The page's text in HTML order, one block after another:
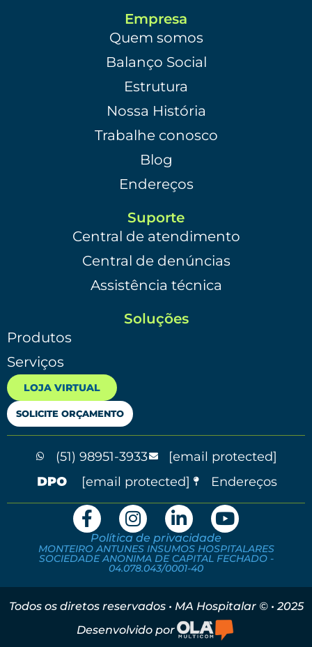
Empresa
Quem somos
Balanço Social
Estrutura
Nossa História
Trabalhe conosco
Blog
Endereços
Suporte
Central de atendimento
Central de denúncias
Assistência técnica
Soluções
Produtos
Serviços
LOJA VIRTUAL
SOLICITE ORÇAMENTO
(51) 98951-3933
[email protected]
[email protected]
Endereços
Política de privacidade
MONTEIRO ANTUNES INSUMOS HOSPITALARES
SOCIEDADE ANONIMA DE CAPITAL FECHADO -
04.078.043/0001-40
Todos os diretos reservados • MA Hospitalar © • 2025
Desenvolvido por